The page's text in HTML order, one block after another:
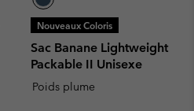
Nouveaux Coloris
Sac Banane Lightweight
Packable II Unisexe
Poids plume